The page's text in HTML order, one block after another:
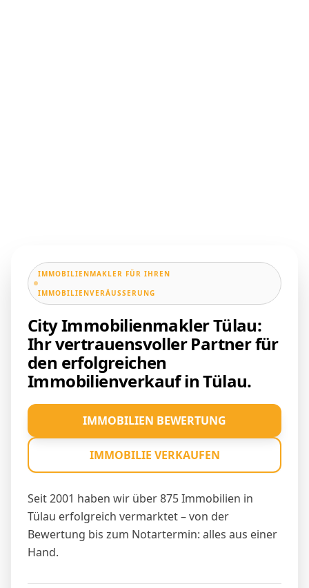
IMMOBILIENMAKLER FÜR IHREN
IMMOBILIENVERÄUSSERUNG
City Immobilienmakler Tülau:
Ihr vertrauensvoller Partner für
den erfolgreichen
Immobilienverkauf in Tülau.
Seit 2001 haben wir über 875 Immobilien in
Tülau erfolgreich vermarktet – von der
Bewertung bis zum Notartermin: alles aus einer
Hand.
IMMOBILIEN BEWERTUNG
IMMOBILIE VERKAUFEN